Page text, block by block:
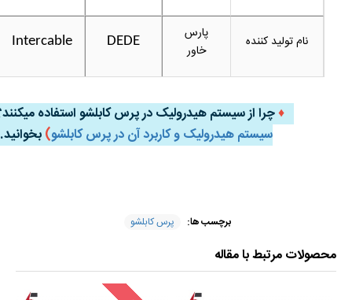
نام تولید کننده
پارس
خاور
DEDE
Intercable
♦چرا از سیستم هیدرولیک در پرس کابلشو استفاده
سیستم هیدرولیک و کاربرد آن در پرس کابلشو)
برچسب ها: پرس کابلشو
محصولات مرتبط با مقاله